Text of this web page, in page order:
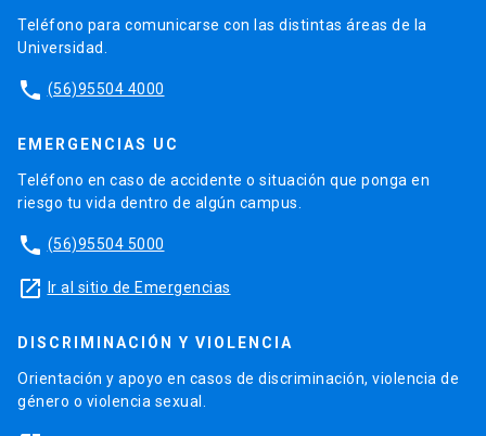
Teléfono para comunicarse con las distintas áreas de la
Universidad.
phone (56)95504 4000
EMERGENCIAS UC
Teléfono en caso de accidente o situación que ponga en
riesgo tu vida dentro de algún campus.
phone (56)95504 5000
launch Ir al sitio de Emergencias
DISCRIMINACIÓN Y VIOLENCIA
Orientación y apoyo en casos de discriminación, violencia de
género o violencia sexual.